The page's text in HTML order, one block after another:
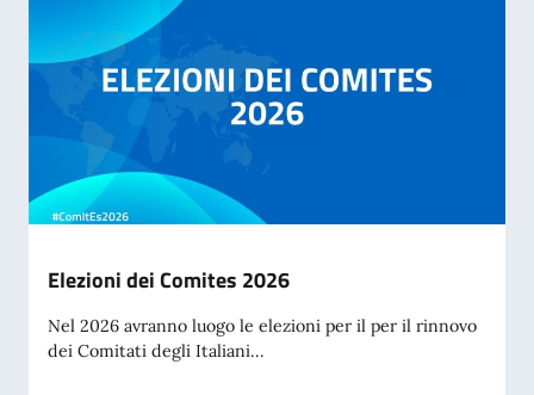
Elezioni dei Comites 2026
Nel 2026 avranno luogo le elezioni per il per il rinnovo
dei Comitati degli Italiani...